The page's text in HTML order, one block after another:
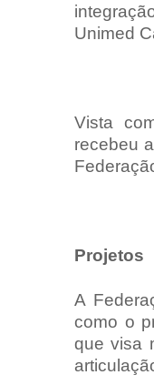
Unimed
Vista
recebeu
Projetos
A
como o
que visa